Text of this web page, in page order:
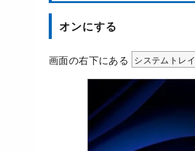
オンにする
画面の右下にある システムトレイ